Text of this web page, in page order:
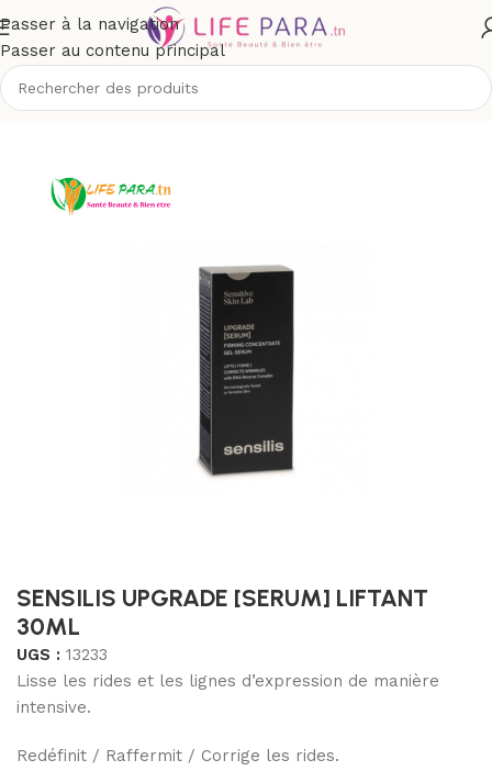
Passer à la navigation
Passer au contenu principal
/Visage/Soins anti-âge et anti-rides/Premières rides
SENSILIS UPGRADE [SERUM] LIFTANT
30ML
UGS : 13233
Lisse les rides et les lignes d’expression de manière
intensive.
Redéfinit / Raffermit / Corrige les rides.